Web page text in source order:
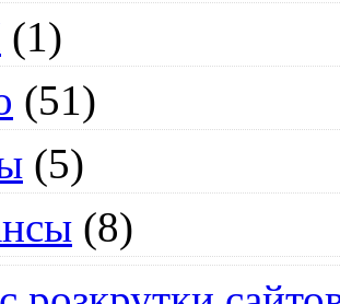
(1)
(51)
(5)
(8)